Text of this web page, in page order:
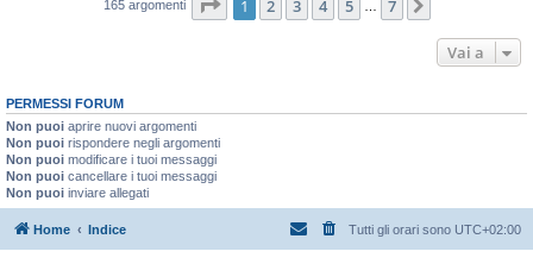
165 argomenti Pagina di
1 2 3 4 5 7
Vai a
PERMESSI FORUM
Non puoi aprire nuovi argomenti
Non puoi rispondere negli argomenti
Non puoi modificare i tuoi messaggi
Non puoi cancellare i tuoi messaggi
Non puoi inviare allegati
Home Indice Tutti gli orari sono UTC+02:00